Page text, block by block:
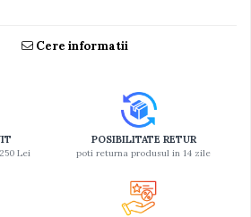
Cere informatii
Lei
POSIBILITATE RETUR
poti returna produsul in 14 zile